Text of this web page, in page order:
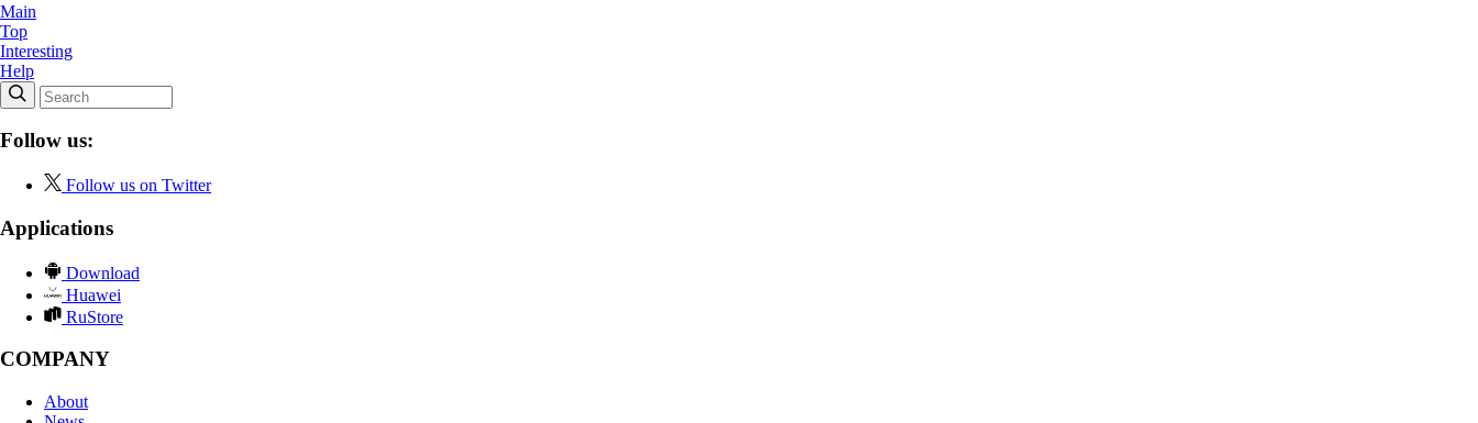
Main
Top
Interesting
Help
Follow us:
Follow us on Twitter
Applications
Download
Huawei
RuStore
COMPANY
About